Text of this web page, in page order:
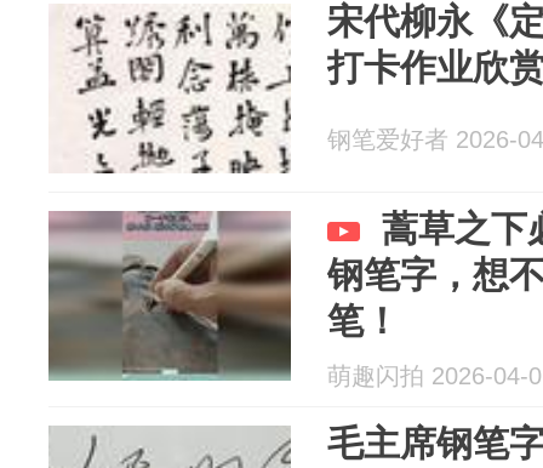
宋代柳永《
打卡作业欣
钢笔爱好者 2026-
蒿草之下
钢笔字，想
笔！
萌趣闪拍 2026-04-
毛主席钢笔